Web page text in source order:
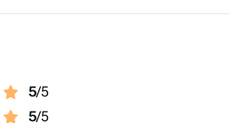
5/5
5/5